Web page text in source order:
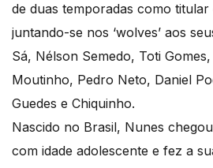
de duas temporadas como
juntando-se nos ‘wolves’ aos
Sá, Nélson Semedo, Toti
Moutinho, Pedro Neto, Daniel
Guedes e Chiquinho.
Nascido no Brasil, Nunes
com idade adolescente e fez a